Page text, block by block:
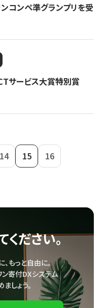
コンペ準グランプリを受
サービス大賞特別賞
14 15 16
ください。
もっと自由に。
寄付DXシステム
しょう。